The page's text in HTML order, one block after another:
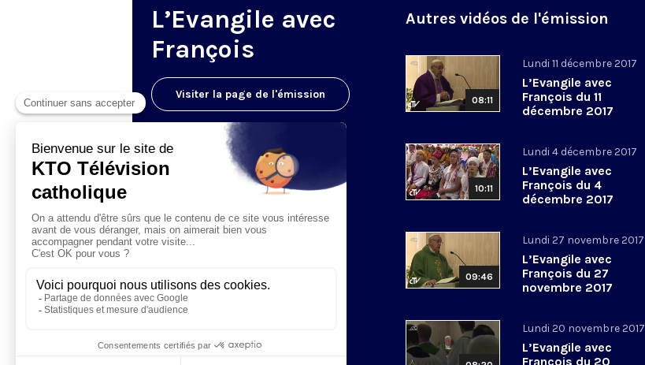
L’Evangile avec
François
Visiter la page de l'émission
Autres vidéos de l'émission
08:11
Lundi 11 décembre 2017
L’Evangile avec
François du 11
décembre 2017
10:11
Lundi 4 décembre 2017
L’Evangile avec
François du 4
décembre 2017
09:46
Lundi 27 novembre 2017
L’Evangile avec
François du 27
novembre 2017
Lundi 20 novembre 2017
L’Evangile avec
François du 20